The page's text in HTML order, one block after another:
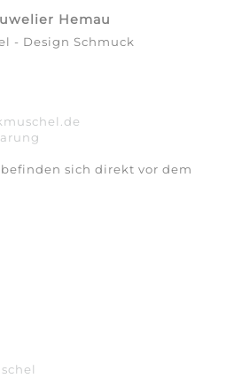
Hemau
- Design Schmuck
sich direkt vor dem